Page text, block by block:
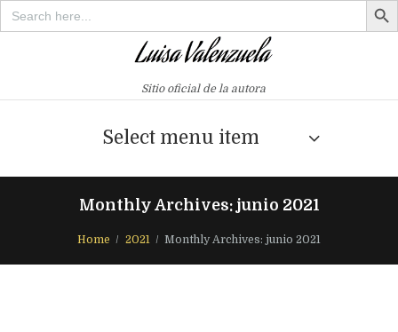
Search
for:
Sitio oficial de la autora
Select menu item
Monthly Archives: junio 2021
Home 2021 Monthly Archives: junio 2021